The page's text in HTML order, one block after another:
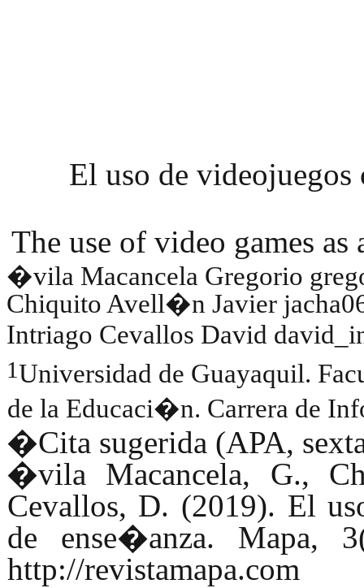
El uso de
The use of video games as
�vila Macancela Gregorio
Chiquito Avell�n Javier
Intriago Cevallos David
1Universidad de Guayaquil.
de la Educaci�n. Carrera de
�Cita sugerida (APA,
�vila Macancela, G.,
Cevallos, D. (2019). El
de ense�anza. Mapa,
http://revistamapa.com